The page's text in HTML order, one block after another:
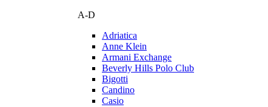
A-D
Adriatica
Anne Klein
Armani Exchange
Beverly Hills Polo Club
Bigotti
Candino
Casio